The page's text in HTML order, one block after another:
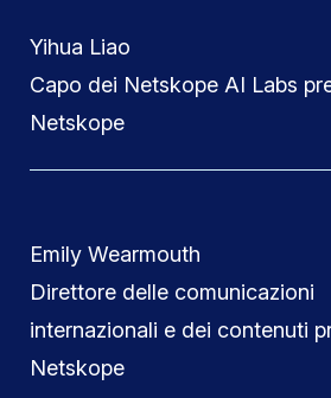
Yihua Liao
Capo dei Netskope AI Labs
Netskope
Emily Wearmouth
Direttore delle comunicazioni
internazionali e dei contenuti
Netskope